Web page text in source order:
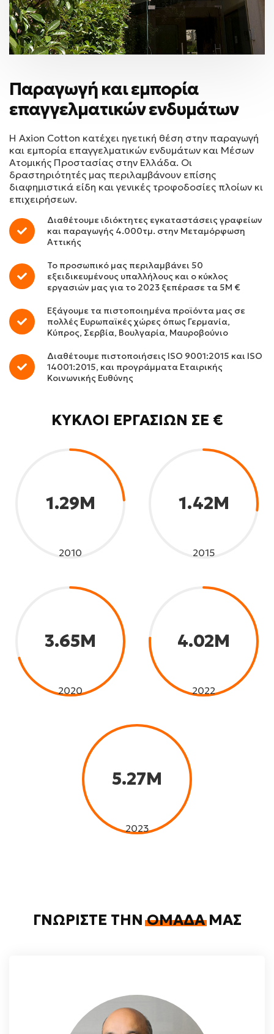
Παραγωγή και εμπορία
επαγγελματικών ενδυμάτων
Η Axion Cotton κατέχει ηγετική θέση στην παραγωγή
και εμπορία επαγγελματικών ενδυμάτων και Μέσων
Ατομικής Προστασίας στην Ελλάδα. Οι
δραστηριότητές μας περιλαμβάνουν επίσης
διαφημιστικά είδη και γενικές τροφοδοσίες πλοίων κι
επιχειρήσεων.
Διαθέτουμε ιδιόκτητες εγκαταστάσεις γραφείων
και παραγωγής 4.000τμ. στην Μεταμόρφωση
Αττικής
Το προσωπικό μας περιλαμβάνει 50
εξειδικευμένους υπαλλήλους και ο κύκλος
εργασιών μας για το 2023 ξεπέρασε τα 5Μ €
Εξάγουμε τα πιστοποιημένα προϊόντα μας σε
πολλές Ευρωπαϊκές χώρες όπως Γερμανία,
Κύπρος, Σερβία, Βουλγαρία, Μαυροβούνιο
Διαθέτουμε πιστοποιήσεις ISO 9001:2015 και ISO
14001:2015, και προγράμματα Εταιρικής
Κοινωνικής Ευθύνης
ΚΎΚΛΟΙ ΕΡΓΑΣΙΏΝ ΣΕ €
1.29M
2010
1.42M
2015
3.65M
2020
4.02M
2022
5.27M
2023
ΓΝΩΡΊΣΤΕ ΤΗΝΟΜΆΔΑΜΑΣ